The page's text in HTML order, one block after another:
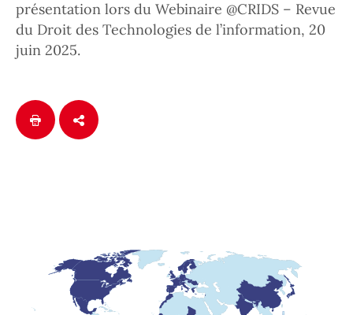
présentation lors du Webinaire @CRIDS – Revue
du Droit des Technologies de l’information, 20
juin 2025.